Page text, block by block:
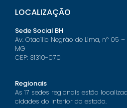
LOCALIZAÇÃO
Sede Social BH
Av. Otacílio Negrão de Lima, nº 05 –
MG
CEP: 31310-070
Regionais
As 17 sedes regionais estão
cidades do interior do estado.